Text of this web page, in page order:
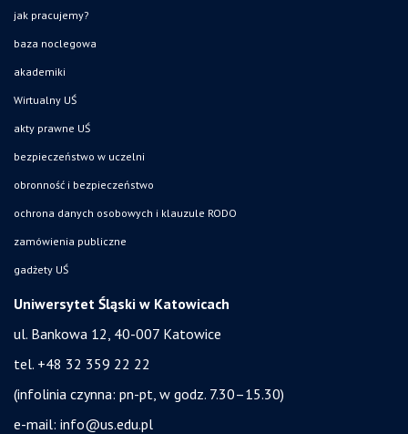
jak pracujemy?
baza noclegowa
akademiki
Wirtualny UŚ
akty prawne UŚ
bezpieczeństwo w uczelni
obronność i bezpieczeństwo
ochrona danych osobowych i klauzule RODO
zamówienia publiczne
gadżety UŚ
Uniwersytet Śląski w Katowicach
ul. Bankowa 12, 40-007 Katowice
tel. +48 32 359 22 22
(infolinia czynna: pn-pt, w godz. 7.30–15.30)
e-mail: info@us.edu.pl